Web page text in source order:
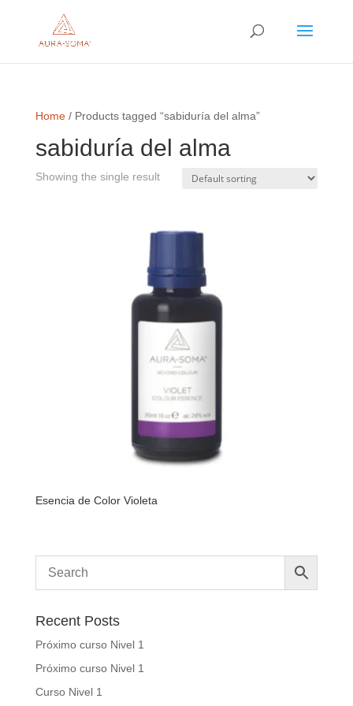
Home/ Products tagged “sabiduría del alma”
sabiduría del alma
Showing the single result
Esencia de Color Violeta
Recent Posts
Próximo curso Nivel 1
Próximo curso Nivel 1
Curso Nivel 1